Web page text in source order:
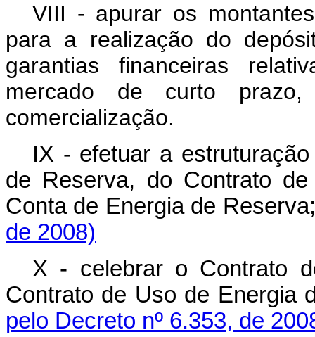
VIII - apurar os
para a realização do
garantias financeiras
mercado de curto
comercialização.
IX - efetuar a
de Reserva, do Contrato
Conta de Energia de
de 2008)
X - celebrar o Contrato
Contrato de Uso de
pelo Decreto nº 6.353, de